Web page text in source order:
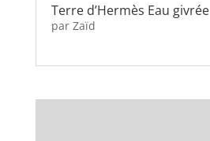
Terre d’Hermès Eau givrée
par Zaïd